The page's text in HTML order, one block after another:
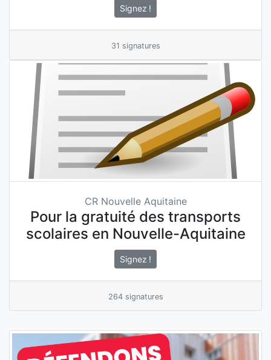
Signez !
31 signatures
CR Nouvelle Aquitaine
Pour la gratuité des transports
scolaires en Nouvelle-Aquitaine
Signez !
264 signatures